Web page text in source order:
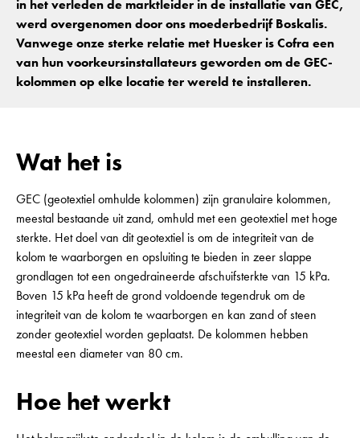
in het verleden de marktleider in de installatie van GEC,
werd overgenomen door ons moederbedrijf Boskalis.
Vanwege onze sterke relatie met Huesker is Cofra een
van hun voorkeursinstallateurs geworden om de GEC-
kolommen op elke locatie ter wereld te installeren.
Wat het is
GEC (geotextiel omhulde kolommen) zijn granulaire kolommen,
meestal bestaande uit zand, omhuld met een geotextiel met hoge
sterkte. Het doel van dit geotextiel is om de integriteit van de
kolom te waarborgen en opsluiting te bieden in zeer slappe
grondlagen tot een ongedraineerde afschuifsterkte van 15 kPa.
Boven 15 kPa heeft de grond voldoende tegendruk om de
integriteit van de kolom te waarborgen en kan zand of steen
zonder geotextiel worden geplaatst. De kolommen hebben
meestal een diameter van 80 cm.
Hoe het werkt